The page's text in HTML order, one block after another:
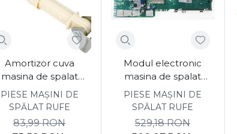
Amortizor cuva
masina de spalat
Candy 46001949
PIESE MAȘINI DE
SPĂLAT RUFE
83,99RON
Modul electronic
masina de spalat
Candy CS41072D31-S
PIESE MAȘINI DE
SPĂLAT RUFE
529,18RON